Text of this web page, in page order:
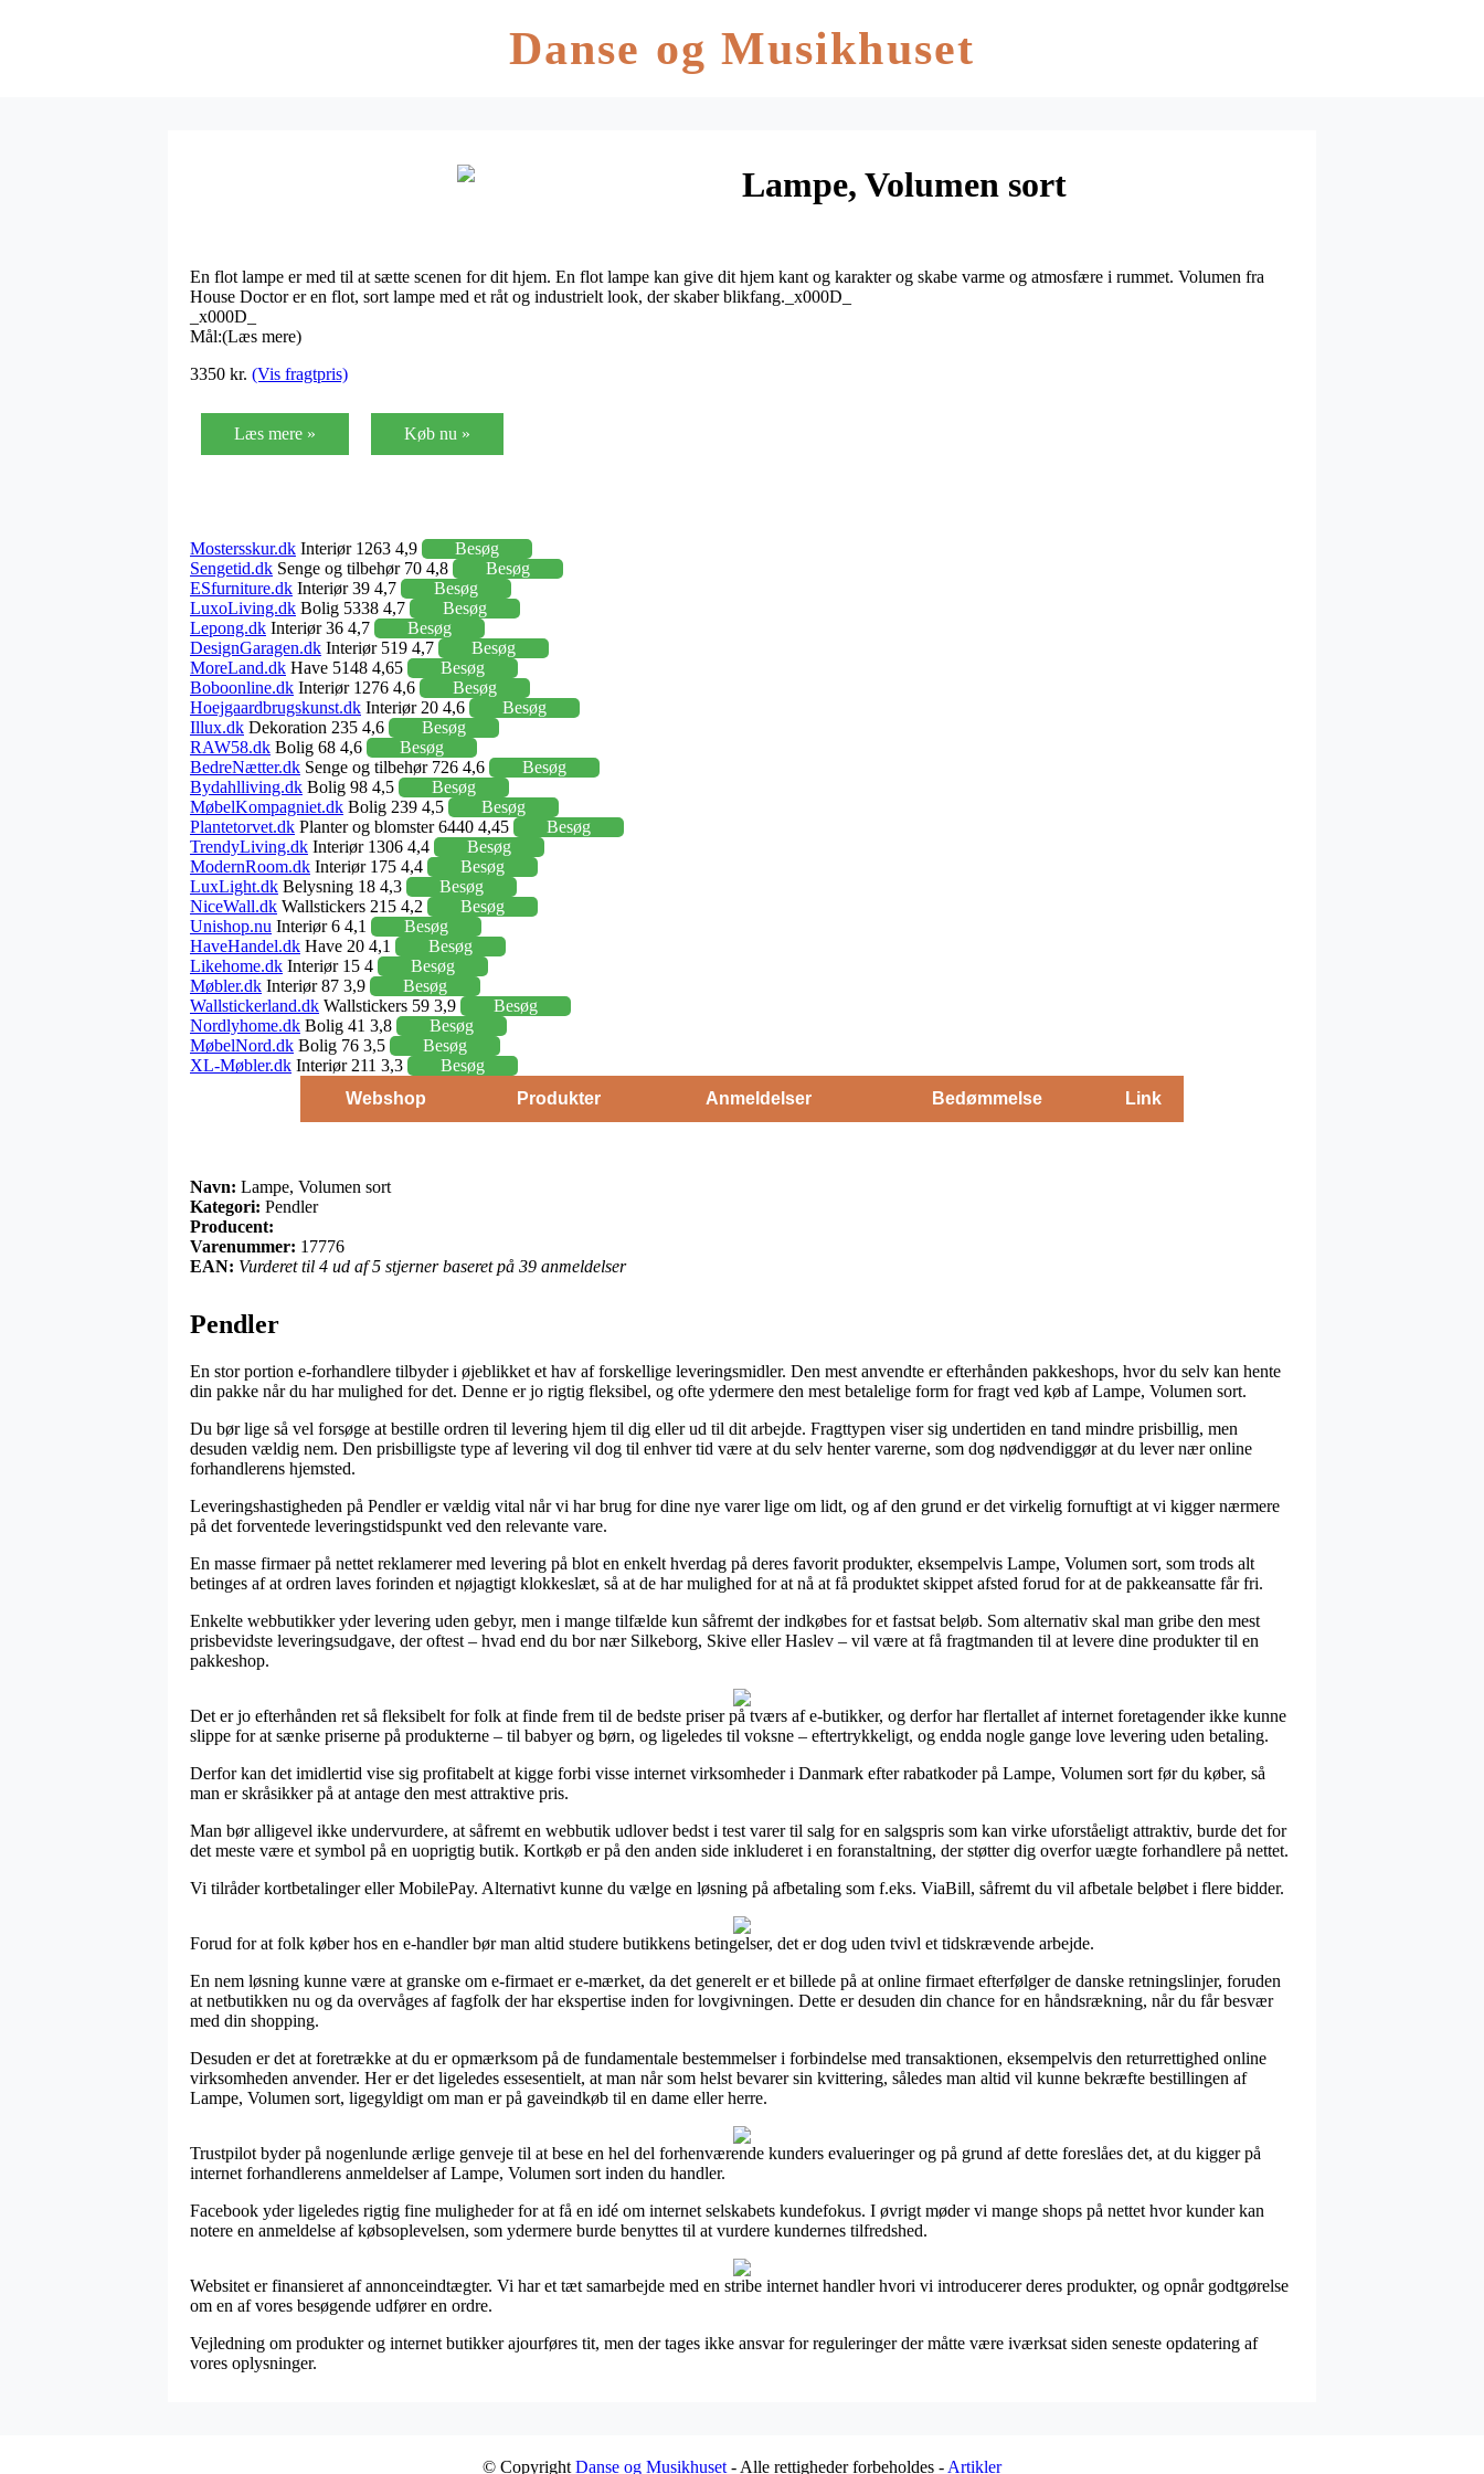
Danse og Musikhuset
Lampe, Volumen sort
En flot lampe er med til at sætte scenen for dit hjem. En flot lampe kan give dit hjem kant og karakter og skabe varme og atmosfære i rummet. Volumen fra
House Doctor er en flot, sort lampe med et råt og industrielt look, der skaber blikfang._x000D_
_x000D_
Mål:(Læs mere)
3350 kr. (Vis fragtpris)
Læs mere » Køb nu »
Mostersskur.dk Interiør 1263 4,9
Besøg
Sengetid.dk Senge og tilbehør 70 4,8
Besøg
ESfurniture.dk Interiør 39 4,7
Besøg
LuxoLiving.dk Bolig 5338 4,7
Besøg
Lepong.dk Interiør 36 4,7
Besøg
DesignGaragen.dk Interiør 519 4,7
Besøg
MoreLand.dk Have 5148 4,65
Besøg
Boboonline.dk Interiør 1276 4,6
Besøg
Hoejgaardbrugskunst.dk Interiør 20 4,6
Besøg
Illux.dk Dekoration 235 4,6
Besøg
RAW58.dk Bolig 68 4,6
Besøg
BedreNætter.dk Senge og tilbehør 726 4,6
Besøg
Bydahlliving.dk Bolig 98 4,5
Besøg
MøbelKompagniet.dk Bolig 239 4,5
Besøg
Plantetorvet.dk Planter og blomster 6440 4,45
Besøg
TrendyLiving.dk Interiør 1306 4,4
Besøg
ModernRoom.dk Interiør 175 4,4
Besøg
LuxLight.dk Belysning 18 4,3
Besøg
NiceWall.dk Wallstickers 215 4,2
Besøg
Unishop.nu Interiør 6 4,1
Besøg
HaveHandel.dk Have 20 4,1
Besøg
Likehome.dk Interiør 15 4
Besøg
Møbler.dk Interiør 87 3,9
Besøg
Wallstickerland.dk Wallstickers 59 3,9
Besøg
Nordlyhome.dk Bolig 41 3,8
Besøg
MøbelNord.dk Bolig 76 3,5
Besøg
XL-Møbler.dk Interiør 211 3,3
Besøg
Webshop
Produkter Anmeldelser Bedømmelse Link
Navn: Lampe, Volumen sort
Kategori: Pendler
Producent:
Varenummer: 17776
EAN: Vurderet til 4 ud af 5 stjerner baseret på 39 anmeldelser
Pendler
En stor portion e-forhandlere tilbyder i øjeblikket et hav af forskellige leveringsmidler. Den mest anvendte er efterhånden pakkeshops, hvor du selv kan hente
din pakke når du har mulighed for det. Denne er jo rigtig fleksibel, og ofte ydermere den mest betalelige form for fragt ved køb af Lampe, Volumen sort.
Du bør lige så vel forsøge at bestille ordren til levering hjem til dig eller ud til dit arbejde. Fragttypen viser sig undertiden en tand mindre prisbillig, men
desuden vældig nem. Den prisbilligste type af levering vil dog til enhver tid være at du selv henter varerne, som dog nødvendiggør at du lever nær online
forhandlerens hjemsted.
Leveringshastigheden på Pendler er vældig vital når vi har brug for dine nye varer lige om lidt, og af den grund er det virkelig fornuftigt at vi kigger nærmere
på det forventede leveringstidspunkt ved den relevante vare.
En masse firmaer på nettet reklamerer med levering på blot en enkelt hverdag på deres favorit produkter, eksempelvis Lampe, Volumen sort, som trods alt
betinges af at ordren laves forinden et nøjagtigt klokkeslæt, så at de har mulighed for at nå at få produktet skippet afsted forud for at de pakkeansatte får fri.
Enkelte webbutikker yder levering uden gebyr, men i mange tilfælde kun såfremt der indkøbes for et fastsat beløb. Som alternativ skal man gribe den mest
prisbevidste leveringsudgave, der oftest – hvad end du bor nær Silkeborg, Skive eller Haslev – vil være at få fragtmanden til at levere dine produkter til en
pakkeshop.
Det er jo efterhånden ret så fleksibelt for folk at finde frem til de bedste priser på tværs af e-butikker, og derfor har flertallet af internet foretagender ikke kunne
slippe for at sænke priserne på produkterne – til babyer og børn, og ligeledes til voksne – eftertrykkeligt, og endda nogle gange love levering uden betaling.
Derfor kan det imidlertid vise sig profitabelt at kigge forbi visse internet virksomheder i Danmark efter rabatkoder på Lampe, Volumen sort før du køber, så
man er skråsikker på at antage den mest attraktive pris.
Man bør alligevel ikke undervurdere, at såfremt en webbutik udlover bedst i test varer til salg for en salgspris som kan virke uforståeligt attraktiv, burde det for
det meste være et symbol på en uoprigtig butik. Kortkøb er på den anden side inkluderet i en foranstaltning, der støtter dig overfor uægte forhandlere på nettet.
Vi tilråder kortbetalinger eller MobilePay. Alternativt kunne du vælge en løsning på afbetaling som f.eks. ViaBill, såfremt du vil afbetale beløbet i flere bidder.
Forud for at folk køber hos en e-handler bør man altid studere butikkens betingelser, det er dog uden tvivl et tidskrævende arbejde.
En nem løsning kunne være at granske om e-firmaet er e-mærket, da det generelt er et billede på at online firmaet efterfølger de danske retningslinjer, foruden
at netbutikken nu og da overvåges af fagfolk der har ekspertise inden for lovgivningen. Dette er desuden din chance for en håndsrækning, når du får besvær
med din shopping.
Desuden er det at foretrække at du er opmærksom på de fundamentale bestemmelser i forbindelse med transaktionen, eksempelvis den returrettighed online
virksomheden anvender. Her er det ligeledes essesentielt, at man når som helst bevarer sin kvittering, således man altid vil kunne bekræfte bestillingen af
Lampe, Volumen sort, ligegyldigt om man er på gaveindkøb til en dame eller herre.
Trustpilot byder på nogenlunde ærlige genveje til at bese en hel del forhenværende kunders evalueringer og på grund af dette foreslåes det, at du kigger på
internet forhandlerens anmeldelser af Lampe, Volumen sort inden du handler.
Facebook yder ligeledes rigtig fine muligheder for at få en idé om internet selskabets kundefokus. I øvrigt møder vi mange shops på nettet hvor kunder kan
notere en anmeldelse af købsoplevelsen, som ydermere burde benyttes til at vurdere kundernes tilfredshed.
Websitet er finansieret af annonceindtægter. Vi har et tæt samarbejde med en stribe internet handler hvori vi introducerer deres produkter, og opnår godtgørelse
om en af vores besøgende udfører en ordre.
Vejledning om produkter og internet butikker ajourføres tit, men der tages ikke ansvar for reguleringer der måtte være iværksat siden seneste opdatering af
vores oplysninger.
© Copyright Danse og Musikhuset - Alle rettigheder forbeholdes - Artikler